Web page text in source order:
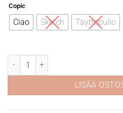
9,90 €
Copic
Ciao Sketch Täyttöpullo
Copic V17 Amethyst määrä
LISÄÄ